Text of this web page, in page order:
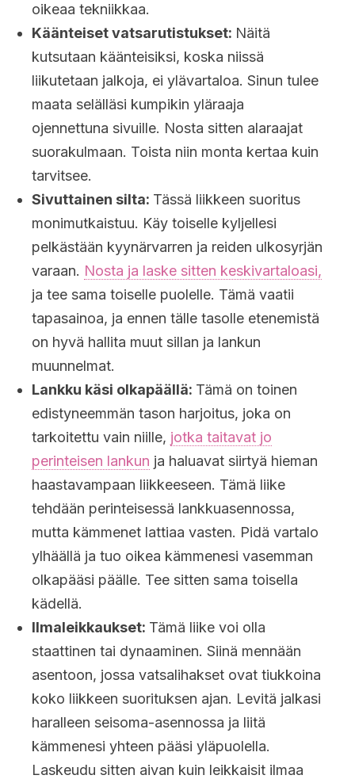
oikeaa tekniikkaa.
Käänteiset vatsarutistukset: Näitä
kutsutaan käänteisiksi, koska niissä
liikutetaan jalkoja, ei ylävartaloa. Sinun tulee
maata selälläsi kumpikin yläraaja
ojennettuna sivuille. Nosta sitten alaraajat
suorakulmaan. Toista niin monta kertaa kuin
tarvitsee.
Sivuttainen silta: Tässä liikkeen suoritus
monimutkaistuu. Käy toiselle kyljellesi
pelkästään kyynärvarren ja reiden ulkosyrjän
varaan. Nosta ja laske sitten keskivartaloasi,
ja tee sama toiselle puolelle. Tämä vaatii
tapasainoa, ja ennen tälle tasolle etenemistä
on hyvä hallita muut sillan ja lankun
muunnelmat.
Lankku käsi olkapäällä: Tämä on toinen
edistyneemmän tason harjoitus, joka on
tarkoitettu vain niille, jotka taitavat jo
perinteisen lankun ja haluavat siirtyä hieman
haastavampaan liikkeeseen. Tämä liike
tehdään perinteisessä lankkuasennossa,
mutta kämmenet lattiaa vasten. Pidä vartalo
ylhäällä ja tuo oikea kämmenesi vasemman
olkapääsi päälle. Tee sitten sama toisella
kädellä.
Ilmaleikkaukset: Tämä liike voi olla
staattinen tai dynaaminen. Siinä mennään
asentoon, jossa vatsalihakset ovat tiukkoina
koko liikkeen suorituksen ajan. Levitä jalkasi
haralleen seisoma-asennossa ja liitä
kämmenesi yhteen pääsi yläpuolella.
Laskeudu sitten aivan kuin leikkaisit ilmaa